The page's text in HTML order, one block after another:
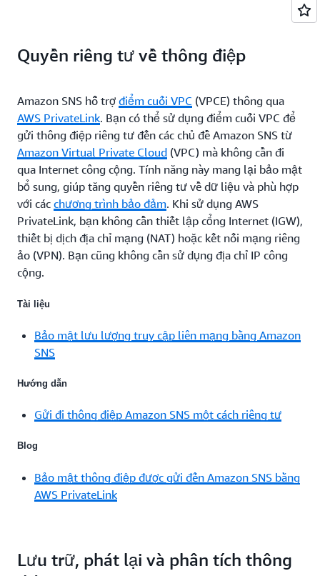
Quyền riêng tư về thông điệp
Amazon SNS hỗ trợ điểm cuối VPC (VPCE) thông qua
AWS PrivateLink. Bạn có thể sử dụng điểm cuối VPC để
gửi thông điệp riêng tư đến các chủ đề Amazon SNS từ
Amazon Virtual Private Cloud (VPC) mà không cần đi
qua Internet công cộng. Tính năng này mang lại bảo mật
bổ sung, giúp tăng quyền riêng tư về dữ liệu và phù hợp
với các chương trình bảo đảm. Khi sử dụng AWS
PrivateLink, bạn không cần thiết lập cổng Internet (IGW),
thiết bị dịch địa chỉ mạng (NAT) hoặc kết nối mạng riêng
ảo (VPN). Bạn cũng không cần sử dụng địa chỉ IP công
cộng.
Tài liệu
Bảo mật lưu lượng truy cập liên mạng bằng Amazon
SNS
Hướng dẫn
Gửi đi thông điệp Amazon SNS một cách riêng tư
Blog
Bảo mật thông điệp được gửi đến Amazon SNS bằng
AWS PrivateLink
Lưu trữ, phát lại và phân tích thông